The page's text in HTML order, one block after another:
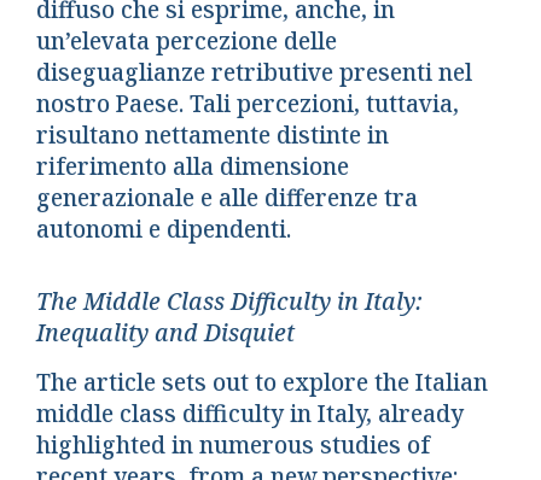
diffuso che si esprime, anche, in
un’elevata percezione delle
diseguaglianze retributive presenti nel
nostro Paese. Tali percezioni, tuttavia,
risultano nettamente distinte in
riferimento alla dimensione
generazionale e alle differenze tra
autonomi e dipendenti.
The Middle Class Difficulty in Italy:
Inequality and Disquiet
The article sets out to explore the Italian
middle class difficulty in Italy, already
highlighted in numerous studies of